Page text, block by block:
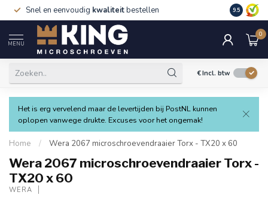
Snel en eenvoudig kwaliteitbestellen 9.5
MENU
0
€Incl. btw
Het is erg vervelend maar de levertijden bij PostNL kunnen
oplopen vanwege drukte. Excuses voor het ongemak!
Home / Wera 2067 microschroevendraaier Torx - TX20 x 60
Wera 2067 microschroevendraaier Torx -
TX20 x 60
WERA